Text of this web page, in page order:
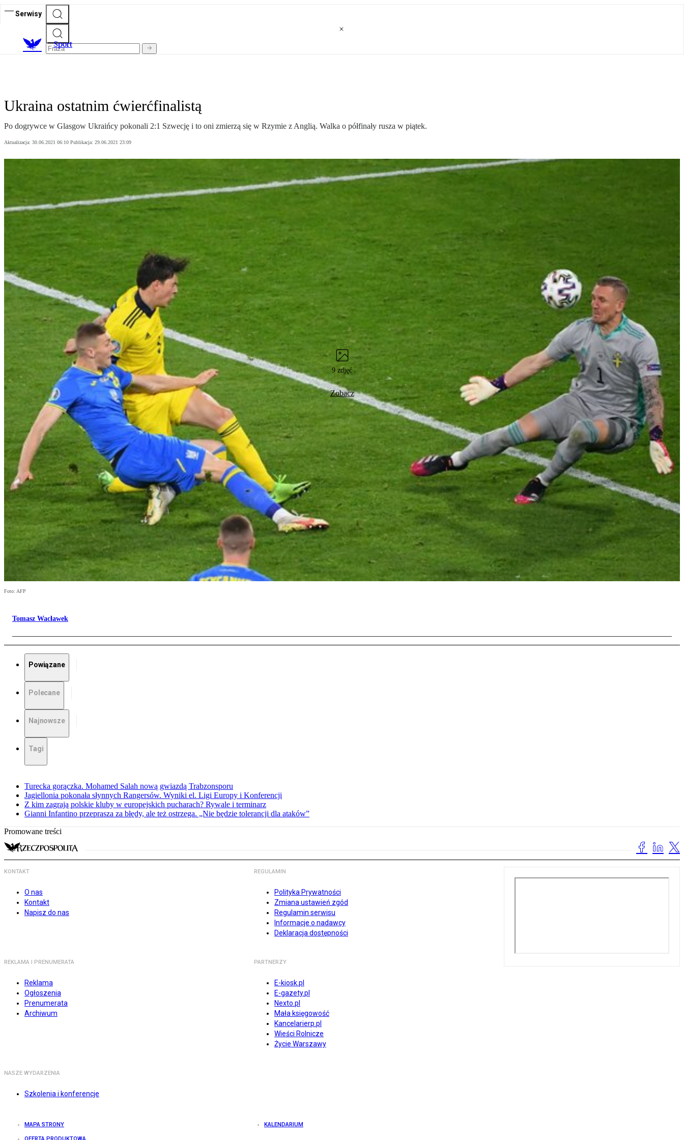
Serwisy
Sport
Ukraina ostatnim ćwierćfinalistą
Po dogrywce w Glasgow Ukraińcy pokonali 2:1 Szwecję i to oni zmierzą się w Rzymie z Anglią. Walka o półfinały rusza w piątek.
Aktualizacja: 30.06.2021 06:10 Publikacja: 29.06.2021 23:09
9 zdjęć
Zobacz
Foto: AFP
Tomasz Wacławek
Powiązane
Polecane
Najnowsze
Tagi
Turecka gorączka. Mohamed Salah nową gwiazdą Trabzonsporu
Jagiellonia pokonała słynnych Rangersów. Wyniki el. Ligi Europy i Konferencji
Z kim zagrają polskie kluby w europejskich pucharach? Rywale i terminarz
Gianni Infantino przeprasza za błędy, ale też ostrzega. „Nie będzie tolerancji dla ataków”
Promowane treści
KONTAKT
O nas
Kontakt
Napisz do nas
REGULAMIN
Polityka Prywatności
Zmiana ustawień zgód
Regulamin serwisu
Informacje o nadawcy
Deklaracja dostępności
REKLAMA I PRENUMERATA
Reklama
Ogłoszenia
Prenumerata
Archiwum
PARTNERZY
E-kiosk.pl
E-gazety.pl
Nexto.pl
Mała księgowość
Kancelarierp.pl
Wieści Rolnicze
Życie Warszawy
NASZE WYDARZENIA
Szkolenia i konferencje
MAPA STRONY KALENDARIUM